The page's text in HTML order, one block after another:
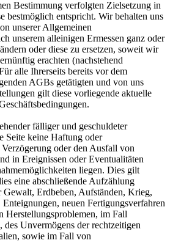
Bestimmung verfolgten Zielsetzung in
bestmöglich entspricht. Wir behalten uns
unserer Allgemeinen
unserem alleinigen Ermessen ganz oder
oder diese zu ersetzen, soweit wir
erachten (nachstehend
alle Ihrerseits bereits vor dem
AGBs getätigten und von uns
gilt diese vorliegende aktuelle
fälliger und geschuldeter
Seite keine Haftung oder
oder den Ausfall von
in Ereignissen oder Eventualitäten
liegen. Dies gilt
eine abschließende Aufzählung
Gewalt, Erdbeben, Aufständen, Krieg,
neuen Fertigungsverfahren
Herstellungsproblemen, im Fall
Unvermögens der rechtzeitigen
sowie im Fall von